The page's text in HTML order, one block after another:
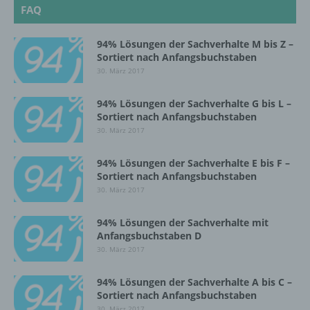
FAQ
94% Lösungen der Sachverhalte M bis Z –
Sortiert nach Anfangsbuchstaben
30. März 2017
94% Lösungen der Sachverhalte G bis L –
Sortiert nach Anfangsbuchstaben
30. März 2017
94% Lösungen der Sachverhalte E bis F –
Sortiert nach Anfangsbuchstaben
30. März 2017
94% Lösungen der Sachverhalte mit
Anfangsbuchstaben D
30. März 2017
94% Lösungen der Sachverhalte A bis C –
Sortiert nach Anfangsbuchstaben
Markierung gespeicherter
personenbezogener Daten mit dem Ziel, ihre
künftige Verarbeitung einzuschränken.
e) Profiling
Verarbeitung personenbezogener Daten, die
darin besteht, dass diese
personenbezogenen Daten verwendet
die sich auf eine natürliche Person beziehen,
zu bewerten, insbesondere, um Aspekte
bezüglich Arbeitsleistung, wirtschaftlicher
Lage, Gesundheit, persönlicher Vorlieben,
Interessen, Zuverlässigkeit, Verhalten,
Aufenthaltsort oder Ortswechsel dieser
natürlichen Person zu analysieren oder